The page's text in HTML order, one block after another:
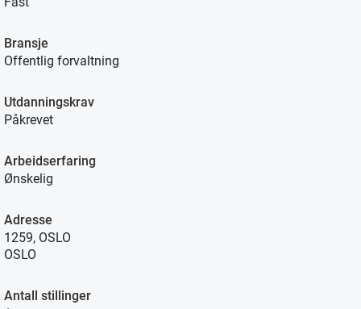
Bransje
Offentlig forvaltning
Utdanningskrav
Påkrevet
Arbeidserfaring
Ønskelig
Adresse
1259, OSLO
OSLO
Antall stillinger